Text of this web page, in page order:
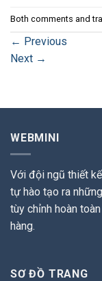
Both comments and
← Previous
Next →
WEBMINI
Với đội ngũ thiết
tự hào tạo ra
tùy chỉnh hoàn
hàng.
SƠ ĐỒ TRANG